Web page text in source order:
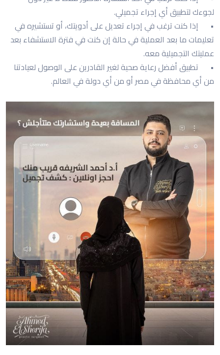
لجوءك لتطبيق أي إجراء تجميلي.
•
إذا كنت ترغب في إجراء تعديل على أدويتك، أو تستشيره في
تعليمات ما بعد العملية في حالة إن كنت في فترة الاستشفاء بعد
عمليتك التجميلية معه.
•
تطبيق أفضل رعاية صحية لغير القادرين على الوصول لعيادتنا
من أي محافظة في مصر أو من أي دولة في العالم.